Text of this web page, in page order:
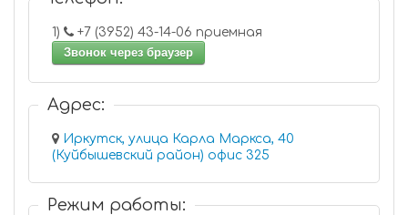
1)
+7 (3952) 43-14-06 приемная
Звонок через браузер
Адрес:
Иркутск, улица Карла Маркса, 40
(Куйбышевский район) офис 325
Режим работы: